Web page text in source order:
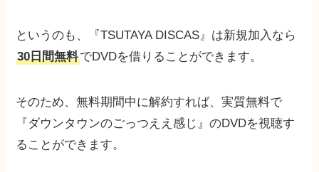
というのも、『TSUTAYA DISCAS』は新規加入なら
30日間無料でDVDを借りることができます。
そのため、無料期間中に解約すれば、実質無料で
『ダウンタウンのごっつええ感じ』のDVDを視聴す
ることができます。